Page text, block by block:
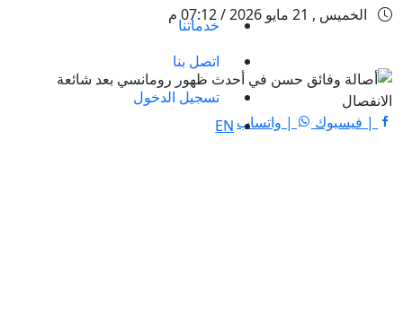
خدماتنا
اتصل بنا
تسجيل الدخول
EN
الخميس , 21 مايو 2026 / 07:12 م
| فيسبوك | واتساب